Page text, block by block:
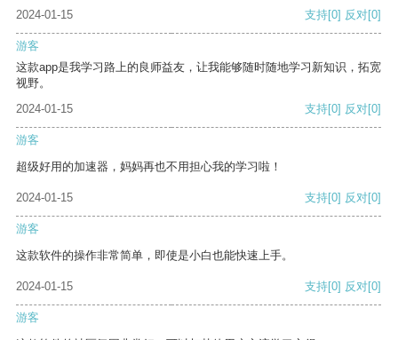
2024-01-15 支持[0] 反对[0]
游客
这款app是我学习路上的良师益友，让我能够随时随地学习新知识，拓宽
视野。
2024-01-15
支持[0] 反对[0]
游客
超级好用的加速器，妈妈再也不用担心我的学习啦！
2024-01-15 支持[0] 反对[0]
游客
这款软件的操作非常简单，即使是小白也能快速上手。
2024-01-15 支持[0] 反对[0]
游客